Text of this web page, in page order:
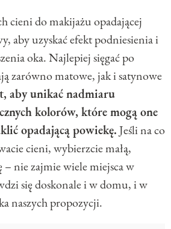
cieni do makijażu opadającej
aby uzyskać efekt podniesienia i
oka. Najlepiej sięgać po
zarówno matowe, jak i satynowe
aby unikać nadmiaru
kolorów, które mogą one
opadającą powiekę.Jeśli na co
cieni, wybierzcie małą,
nie zajmie wiele miejsca w
się doskonale i w domu, i w
naszych propozycji.